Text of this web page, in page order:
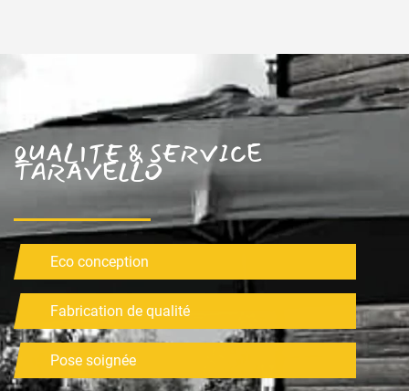
QUALITE & SERVICE
TARAVELLO
Eco conception
Fabrication de qualité
Pose soignée